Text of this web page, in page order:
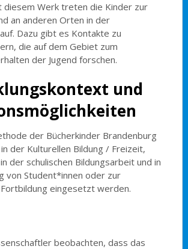
diesem Werk treten die Kinder zur
an anderen Orten in der
Dazu gibt es Kontakte zu
die auf dem Gebiet zum
der Jugend forschen.
und
der Bücherkinder Brandenburg
der Kulturellen Bildung / Freizeit,
der schulischen Bildungsarbeit und in
von Student*innen oder zur
eingesetzt werden.
beobachten, dass das